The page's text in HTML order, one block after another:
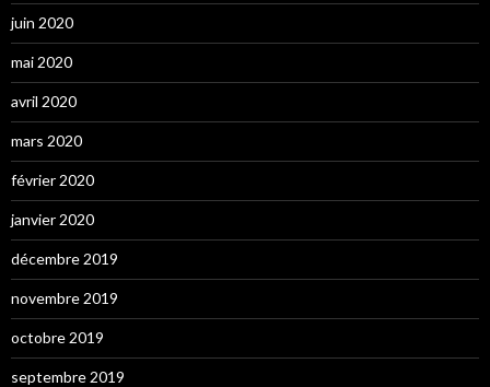
juin 2020
mai 2020
avril 2020
mars 2020
février 2020
janvier 2020
décembre 2019
novembre 2019
octobre 2019
septembre 2019